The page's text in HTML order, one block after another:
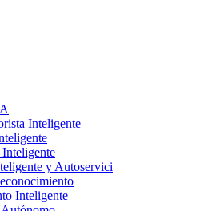
Inteligente
y Autoservici
Inteligente